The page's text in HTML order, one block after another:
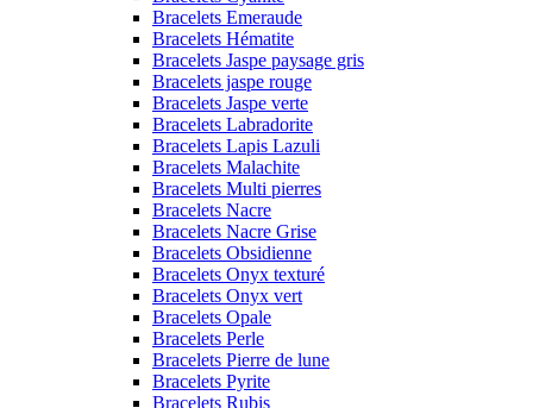
Bracelets Emeraude
Bracelets Hématite
Bracelets Jaspe paysage gris
Bracelets jaspe rouge
Bracelets Jaspe verte
Bracelets Labradorite
Bracelets Lapis Lazuli
Bracelets Malachite
Bracelets Multi pierres
Bracelets Nacre
Bracelets Nacre Grise
Bracelets Obsidienne
Bracelets Onyx texturé
Bracelets Onyx vert
Bracelets Opale
Bracelets Perle
Bracelets Pierre de lune
Bracelets Pyrite
Bracelets Rubis